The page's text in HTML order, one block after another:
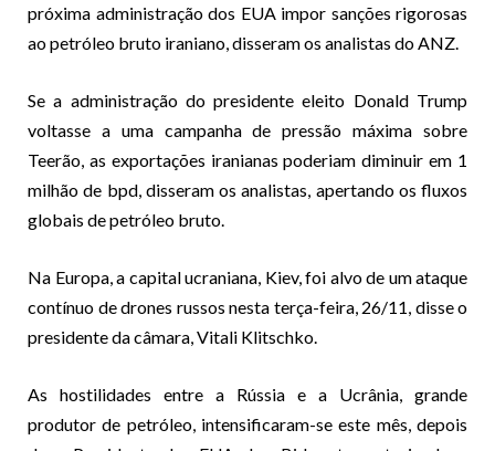
próxima administração dos EUA impor sanções rigorosas
ao petróleo bruto iraniano, disseram os analistas do ANZ.
Se a administração do presidente eleito Donald Trump
voltasse a uma campanha de pressão máxima sobre
Teerão, as exportações iranianas poderiam diminuir em 1
milhão de bpd, disseram os analistas, apertando os fluxos
globais de petróleo bruto.
Na Europa, a capital ucraniana, Kiev, foi alvo de um ataque
contínuo de drones russos nesta terça-feira, 26/11, disse o
presidente da câmara, Vitali Klitschko.
As hostilidades entre a Rússia e a Ucrânia, grande
produtor de petróleo, intensificaram-se este mês, depois